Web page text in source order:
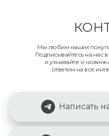
Мы любим наших
Подписывайтесь на нас
и узнавайте о
ответим на все
Написать